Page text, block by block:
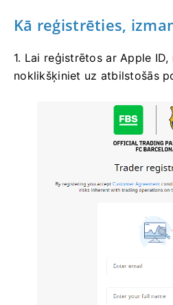
Kā reģistrēties,
1. Lai reģistrētos ar Apple
noklikšķiniet uz atbilstošās